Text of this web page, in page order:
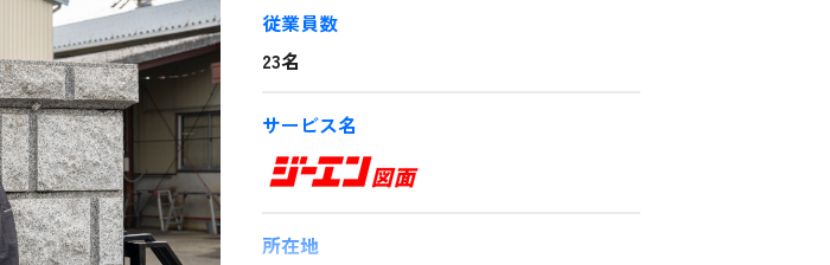
従業員数
23名
サービス名
所在地